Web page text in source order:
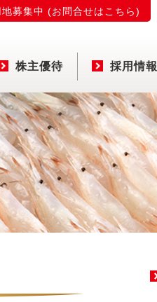
株主優待 採用情報
地募集中 (お問合せはこちら)